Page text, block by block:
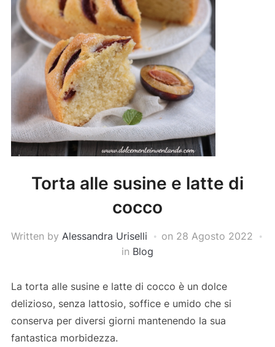
Torta alle susine e latte di
cocco
Written by Alessandra Uriselli on 28 Agosto 2022
in Blog
La torta alle susine e latte di cocco è un dolce
delizioso, senza lattosio, soffice e umido che si
conserva per diversi giorni mantenendo la sua
fantastica morbidezza.